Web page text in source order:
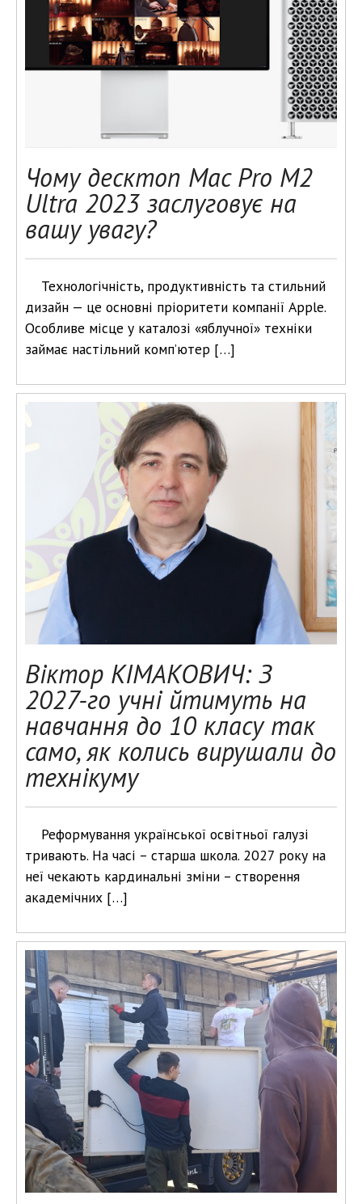
Чому десктоп Mac Pro M2
Ultra 2023 заслуговує на
вашу увагу?
Технологічність, продуктивність та стильний
дизайн — це основні пріоритети компанії Apple.
Особливе місце у каталозі «яблучної» техніки
займає настільний комп’ютер […]
Віктор КІМАКОВИЧ: З
2027-го учні йтимуть на
навчання до 10 класу так
само, як колись вирушали до
технікуму
Реформування української освітньої галузі
тривають. На часі – старша школа. 2027 року на
неї чекають кардинальні зміни – створення
академічних […]